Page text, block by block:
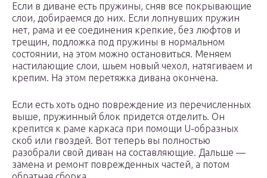
Если в диване есть пружины, сняв все покрывающие
слои, добираемся до них. Если лопнувших пружин
нет, рама и ее соединения крепкие, без люфтов и
трещин, подложка под пружины в нормальном
состоянии, на этом можно остановиться. Меняем
настилающие слои, шьем новый чехол, натягиваем и
крепим. На этом перетяжка дивана окончена.
Если есть хоть одно повреждение из перечисленных
выше, пружинный блок придется отделить. Он
крепится к раме каркаса при помощи U-образных
скоб или гвоздей. Вот теперь вы полностью
разобрали свой диван на составляющие. Дальше —
замена и ремонт поврежденных частей, а потом